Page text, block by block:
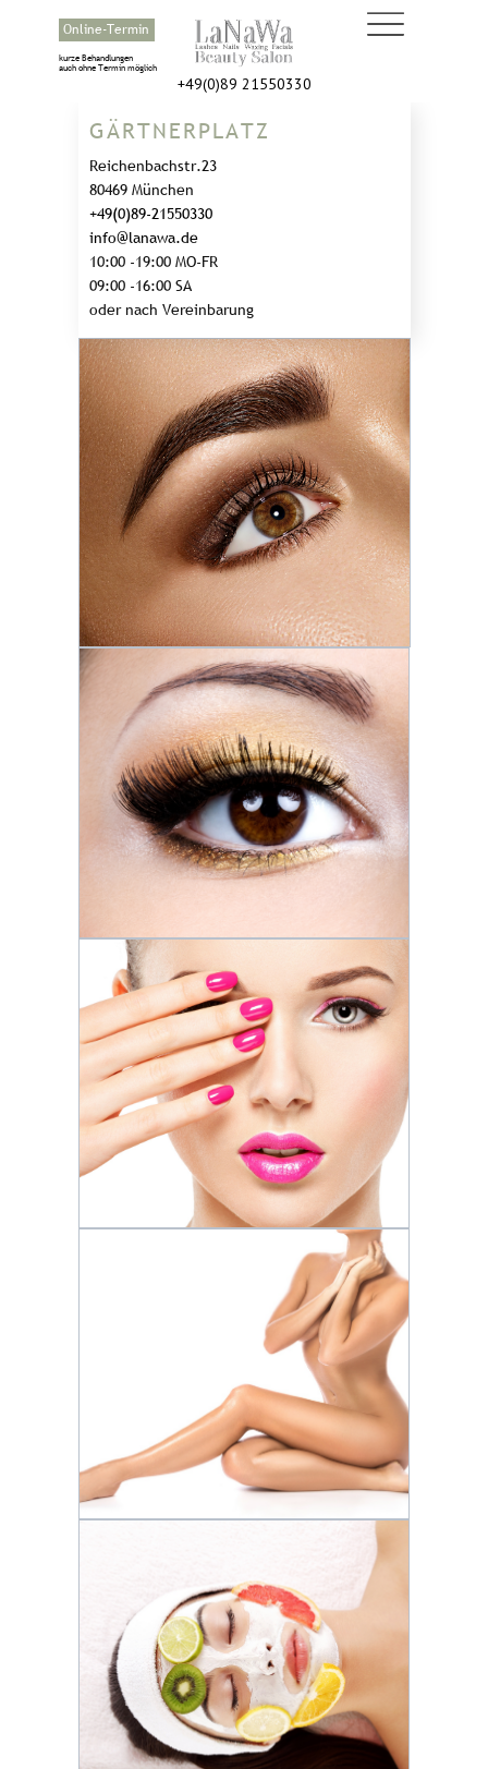
Online-Termin
kurze Behandlungen
auch ohne Termin möglich
+49(0)89 21550330
GÄRTNERPLATZ
Reichenbachstr.23
80469 München
+49(0)89-21550330
info@lanawa.de
10:00 -19:00 MO-FR
09:00 -16:00 SA
oder nach Vereinbarung